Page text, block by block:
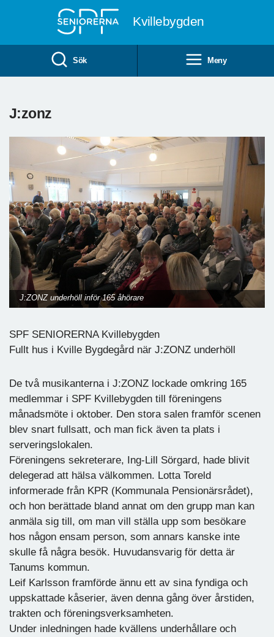
Kvillebygden
Sök Meny
J:zonz
J:ZONZ underhöll inför 165 åhörare
SPF SENIORERNA Kvillebygden
Fullt hus i Kville Bygdegård när J:ZONZ underhöll
De två musikanterna i J:ZONZ lockade omkring 165
medlemmar i SPF Kvillebygden till föreningens
månadsmöte i oktober. Den stora salen framför scenen
blev snart fullsatt, och man fick även ta plats i
serveringslokalen.
Föreningens sekreterare, Ing-Lill Sörgard, hade blivit
delegerad att hälsa välkommen. Lotta Toreld
informerade från KPR (Kommunala Pensionärsrådet),
och hon berättade bland annat om den grupp man kan
anmäla sig till, om man vill ställa upp som besökare
hos någon ensam person, som annars kanske inte
skulle få några besök. Huvudansvarig för detta är
Tanums kommun.
Leif Karlsson framförde ännu ett av sina fyndiga och
uppskattade kåserier, även denna gång över årstiden,
trakten och föreningsverksamheten.
Under inledningen hade kvällens underhållare och